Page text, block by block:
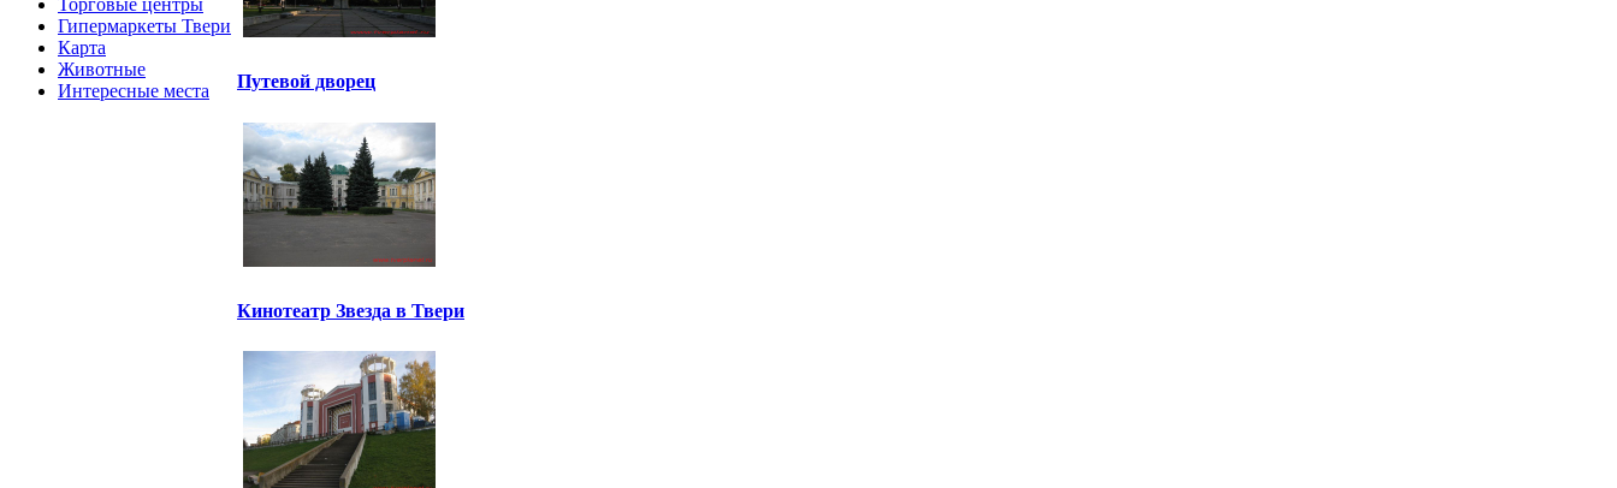
Гипермаркеты Твери
Карта
Животные
Интересные места
Путевой дворец
Кинотеатр Звезда в Твери